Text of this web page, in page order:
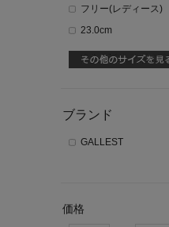
フリー(レディース)
23.0cm
ブランド
GALLEST
価格